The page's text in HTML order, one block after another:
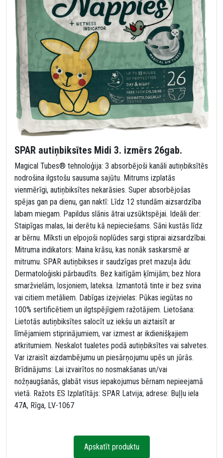
SPAR autiņbiksītes Midi 3. izmērs 26gab.
Magical Tubes® tehnoloģija: 3 absorbējoši kanāli autiņbiksītēs
nodrošina ilgstošu sausuma sajūtu. Mitrums izplatās
vienmērīgi, autiņbiksītes nekarāsies. Super absorbējošas
spējas gan pa dienu, gan naktī: Līdz 12 stundām aizsardzība
labam miegam. Papildus slānis ātrai uzsūktspējai. Ideāli der:
Staipīgas malas, lai derētu kā nepieciešams. Sāni kustās līdz
ar bērnu. Mīksti un elpojoši noplūdes sargi stiprai aizsardzībai.
Mitruma indikators: Maina krāsu, kas nonāk saskarsmē ar
mitrumu. SPAR autiņbikses ir saudzīgas pret mazuļa ādu:
Dermatoloģiski pārbaudīts. Bez kaitīgām ķīmijām; bez hlora
smaržvielām, losjoniem, lateksa. Izmantotā tinte ir bez svina
vai citiem metāliem. Dabīgas izejvielas: Pūkas iegūtas no
100% sertificētiem un ilgtspējīgiem ražotājiem. Lietošana:
Lietotās autiņbiksītes salocīt uz iekšu un aiztaisīt ar
līmējamiem stiprinājumiem, var izmest ar ikdienišķajiem
atkritumiem. Neskalot tualetes podā autiņbiksītes vai salvetes.
Var izraisīt aizdambējumu un piesārņojumu upēs un jūrās.
Brīdinājums: Lai izvairītos no nosmakšanas un/vai
nožņaugšanās, glabāt visus iepakojumus bērnam nepieejamā
vietā. Ražots ES Izplatītājs: SPAR Latvija; adrese: Buļļu iela
47A, Rīga, LV-1067
Apskatīt produktu